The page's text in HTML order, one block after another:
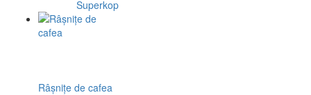
Superkop
Râșnițe de cafea